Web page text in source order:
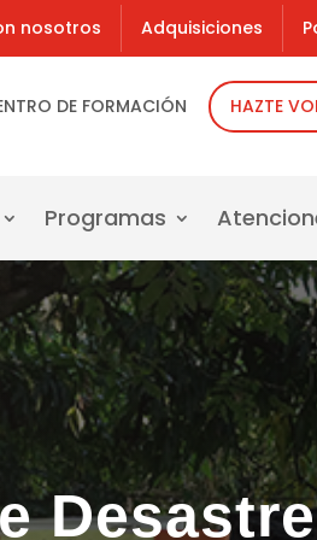
nosotros Adquisiciones
DE FORMACIÓN HAZTE
Programas